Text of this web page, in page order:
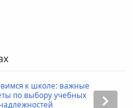
к школе: важные
по выбору учебных